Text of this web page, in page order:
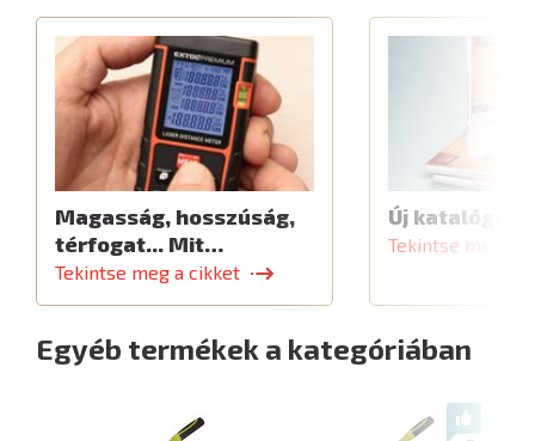
Magasság, hosszúság,
térfogat... Mit…
Tekintse meg a cikket
Új katalógus
Tekintse meg a
Egyéb termékek a kategóriában